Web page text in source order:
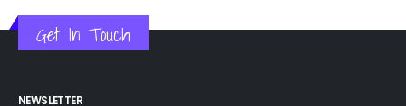
NEWSLETTER
Keep up on our always evolving product features and technology.